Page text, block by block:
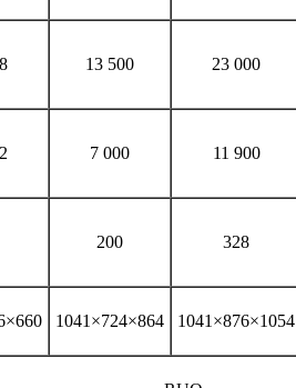
13 500 23 000
7 000 11 900
200 328
1041×724×864 1041×876×1054